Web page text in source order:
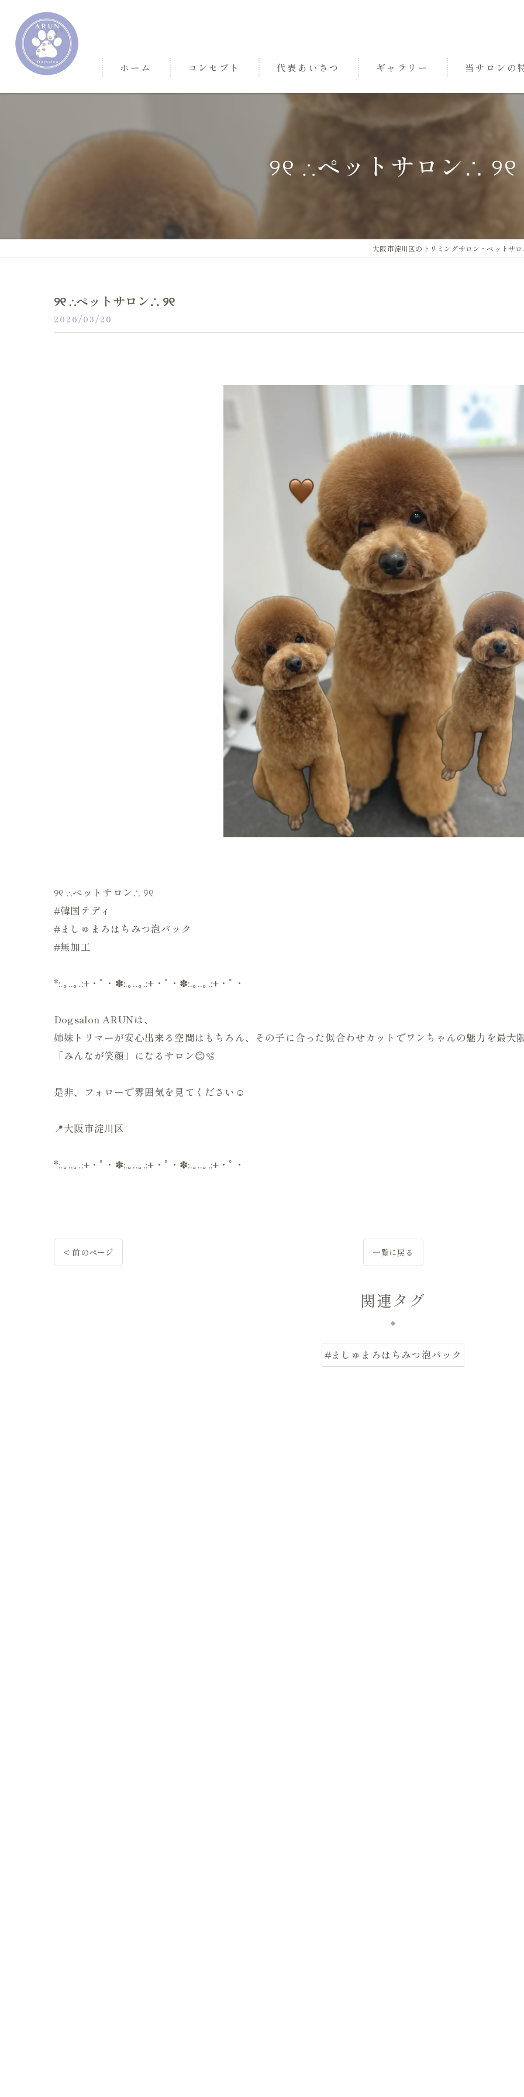
ホーム コンセプト 代表あいさつ ギャラリー 当サロンの
小型犬
୨୧ ∴ペットサロン∴ ୨୧
大阪市淀川区のトリミングサロン・ペットサ
୨୧ ∴ペットサロン∴ ୨୧
2026/03/20
୨୧ ∴ペットサロン∴ ୨୧
#韓国テディ
#ましゅまろはちみつ泡パック
#無加工
*:.｡..｡.:+・ﾟ・✽:.｡..｡.:+・ﾟ・✽:.｡..｡.:+・ﾟ・
Dogsalon ARUNは、
姉妹トリマーが安心出来る空間はもちろん、その子に合った似合わせカットでワンちゃんの魅力を最大
「みんなが笑顔」になるサロン😊🫧
是非、フォローで雰囲気を見てください☺️
📍大阪市淀川区
*:.｡..｡.:+・ﾟ・✽:.｡..｡.:+・ﾟ・✽:.｡..｡.:+・ﾟ・
< 前のページ 一覧に戻る
関連タグ
#ましゅまろはちみつ泡パック